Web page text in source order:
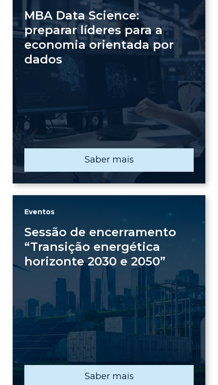
MBA Data Science:
preparar líderes para a
economia orientada por
dados
Saber mais
Eventos
Sessão de encerramento
“Transição energética
horizonte 2030 e 2050”
Saber mais